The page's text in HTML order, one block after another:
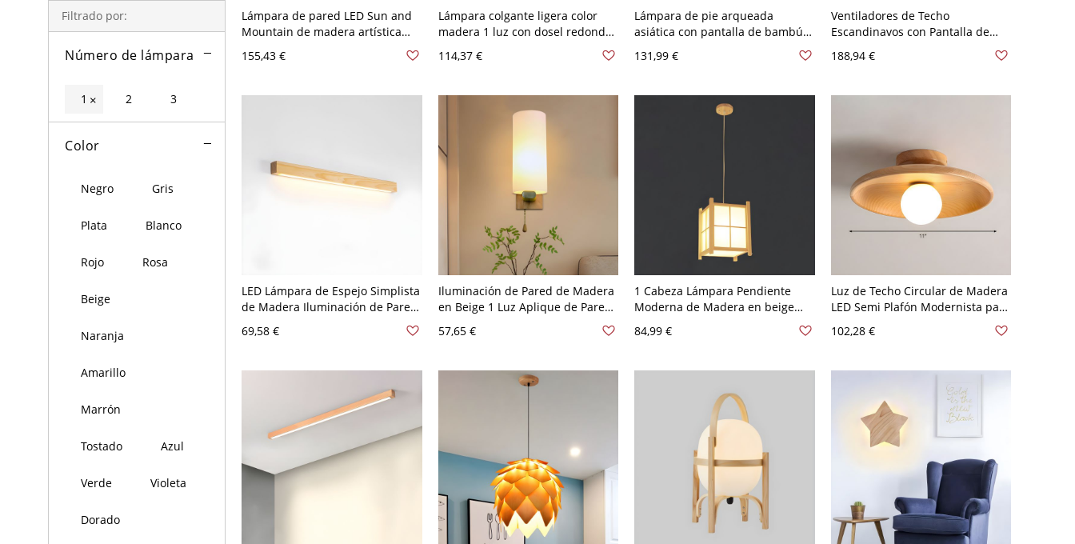
de pie
Filtrado por:
Número de lámpara
1 × 2 3
Color
Negro Gris
Plata Blanco
Rojo Rosa
Beige
Naranja
Amarillo
Marrón
Tostado Azul
Verde Violeta
Dorado
Lámpara de pared LED Sun and
Mountain de madera artística
para la sala de estar - 110 A 120
V Madera 80,01 cm Blanco
155,43 €
Lámpara colgante ligera color
madera 1 luz con dosel redondo,
detalle de madera y pantalla de
plástico para isla de cocina o
114,37 €
Lámpara de pie arqueada
asiática con pantalla de bambú
acero inoxidable - 110 A 120 V
131,99 €
Ventiladores de Techo
Escandinavos con Pantalla de
Acrílico para Sala de Estar - 110 A
120 V Madera Tercer Gear 106,68
188,94 €
LED Lámpara de Espejo Simplista
de Madera Iluminación de Pared
Lineal en Beige para Baño - 110 A
120 V Madera 59,69 cm
69,58 €
Iluminación de Pared de Madera
en Beige 1 Luz Aplique de Pared
Dormitorio - Madera 110 A 120 V
57,65 €
1 Cabeza Lámpara Pendiente
Moderna de Madera en beige
Restaurante - 110 A 120 V
84,99 €
Luz de Techo Circular de Madera
LED Semi Plafón Modernista para
102,28 €